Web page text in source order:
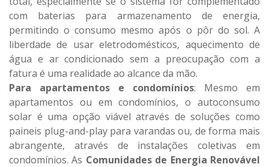
com baterias para armazenamento de energia,
permitindo o consumo mesmo após o pôr do sol. A
liberdade de usar eletrodomésticos, aquecimento de
água e ar condicionado sem a preocupação com a
fatura é uma realidade ao alcance da mão.
Para apartamentos e condomínios: Mesmo em
apartamentos ou em condomínios, o autoconsumo
solar é uma opção viável através de soluções como
paineis plug-and-play para varandas ou, de forma mais
abrangente, através de instalações coletivas em
condomínios. As Comunidades de Energia Renovável